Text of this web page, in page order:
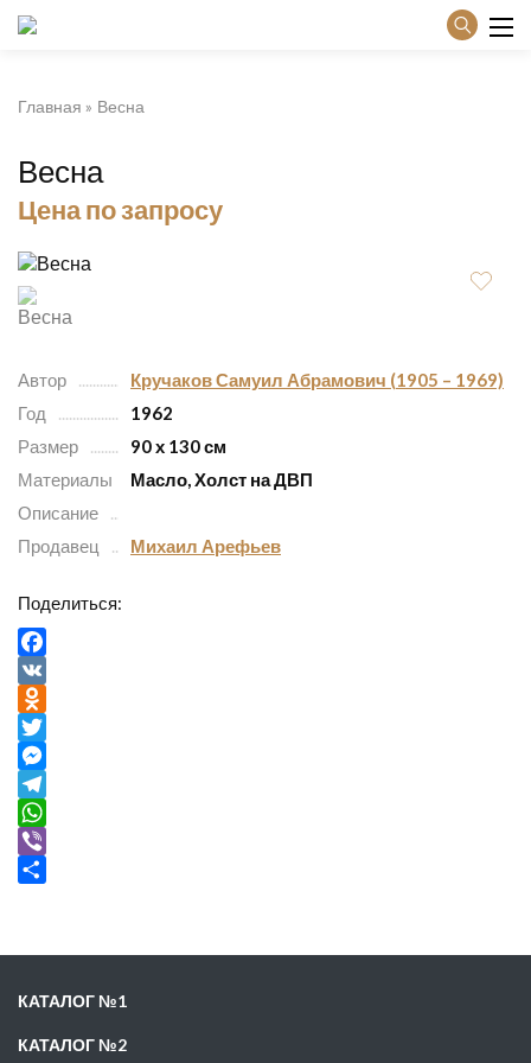
Главная Весна
Весна
Цена по запросу
Автор
Кручаков Самуил Абрамович (1905 – 1969)
Год
1962
Размер
90 х 130 см
Материалы
Масло, Холст на ДВП
Описание
Продавец
Михаил Арефьев
Поделиться:
Facebook
VK
Odnoklassniki
Twitter
Messenger
Telegram
WhatsApp
Viber
КАТАЛОГ №1
КАТАЛОГ №2